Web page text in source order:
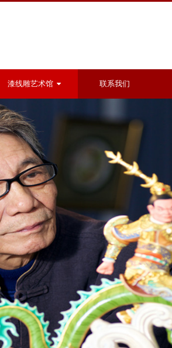
漆线雕艺术馆 联系我们